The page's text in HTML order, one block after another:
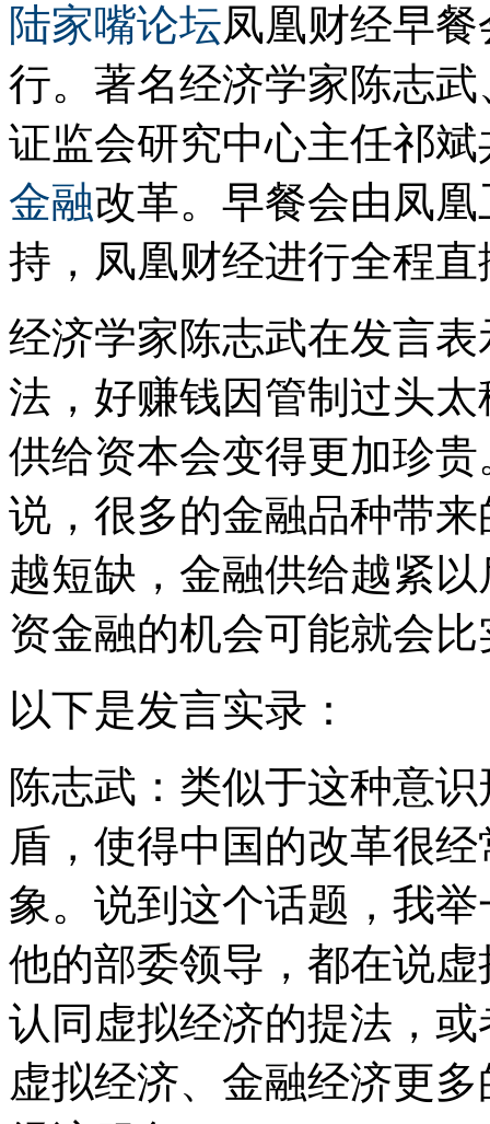
陆家嘴论坛凤凰财经早
行。著名经济学家陈志
证监会研究中心主任祁
金融改革。早餐会由凤
持，凤凰财经进行全程直
经济学家陈志武在发言
法，好赚钱因管制过头
供给资本会变得更加珍
说，很多的金融品种带
越短缺，金融供给越紧
资金融的机会可能就会
以下是发言实录：
陈志武：类似于这种意
盾，使得中国的改革很
象。说到这个话题，我
他的部委领导，都在说
认同虚拟经济的提法，
虚拟经济、金融经济更